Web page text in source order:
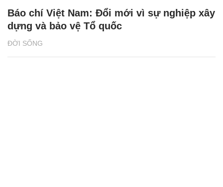
ĐỜI SỐNG
Báo chí Việt Nam: Đổi mới vì sự nghiệp xây
dựng và bảo vệ Tổ quốc